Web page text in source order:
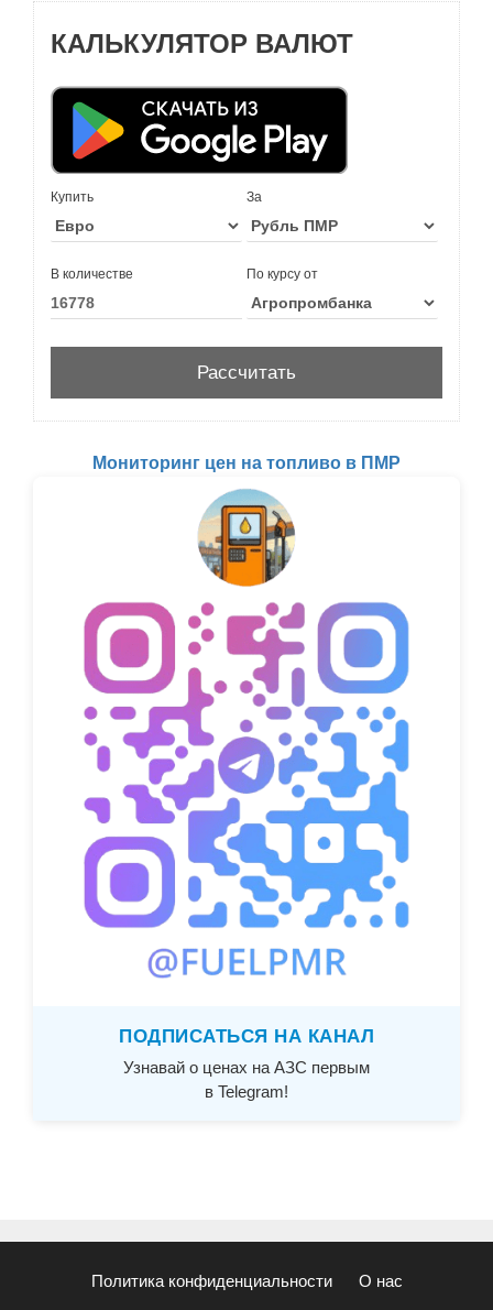
КАЛЬКУЛЯТОР ВАЛЮТ
Купить За
В количестве По курсу от
Мониторинг цен на топливо в ПМР
ПОДПИСАТЬСЯ НА КАНАЛ
Узнавай о ценах на АЗС первым
в Telegram!
Политика конфиденциальности О нас